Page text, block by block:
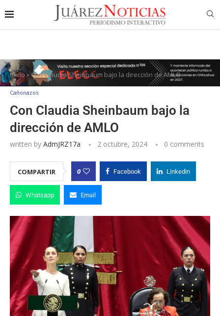
Inicio»Con Claudia Sheinbaum bajo la dirección de AMLO
Cañonazos
Con Claudia Sheinbaum bajo la
dirección de AMLO
written by AdmJRZ17a 2 octubre, 2024 0 comments
COMPARTIR 0 Facebook Linkedin
Whatsapp Email